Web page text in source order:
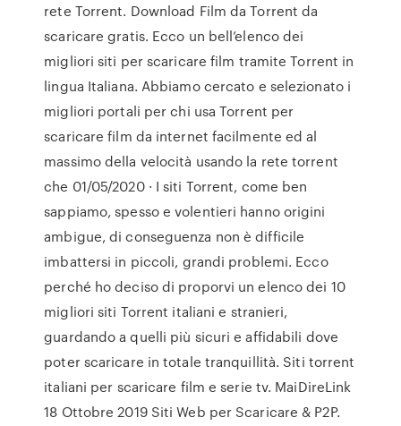
rete Torrent. Download Film da Torrent da
scaricare gratis. Ecco un bell’elenco dei
migliori siti per scaricare film tramite Torrent in
lingua Italiana. Abbiamo cercato e selezionato i
migliori portali per chi usa Torrent per
scaricare film da internet facilmente ed al
massimo della velocità usando la rete torrent
che 01/05/2020 · I siti Torrent, come ben
sappiamo, spesso e volentieri hanno origini
ambigue, di conseguenza non è difficile
imbattersi in piccoli, grandi problemi. Ecco
perché ho deciso di proporvi un elenco dei 10
migliori siti Torrent italiani e stranieri,
guardando a quelli più sicuri e affidabili dove
poter scaricare in totale tranquillità. Siti torrent
italiani per scaricare film e serie tv. MaiDireLink
18 Ottobre 2019 Siti Web per Scaricare & P2P.